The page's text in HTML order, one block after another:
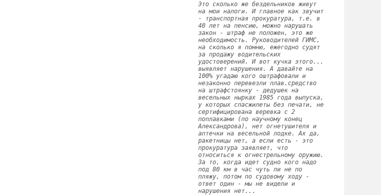
Это сколько же бездельников живут
на мои налоги. И главное как звучит
- транспортная прокуратура, т.е. в
40 лет на пенсию, можно нарушать
закон - штраф не положен, это же
необходимость. Руководителей ГИМС,
на сколько я помню, ежегодно судят
за продажу водительских
удостоверений. И вот кучка этого...
выявляет нарушения. А давайте на
100% угадаю кого оштрафовали и
незаконно перевезли плав.средство
на штрафстоянку - дедушек на
весельных нырках 1985 года выпуска,
у которых спасжилеты без печати, не
сертифицирована веревка с 2
поплавками (по научному конец
Александрова), нет огнетушителя и
аптечки на весельной лодке. Ах да,
ракетницы нет, а если есть - это
прокуратура заявляет, что
относиться к огнестрельному оружию.
За то, когда идет судно кого надо
под 80 км в час чуть ли не по
пляжу, потом по судовому ходу -
ответ один - мы не видели и
нарушения нет...